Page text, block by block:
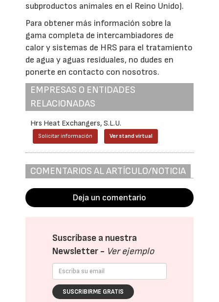
subproductos animales en el Reino Unido).
Para obtener más información sobre la
gama completa de intercambiadores de
calor y sistemas de HRS para el tratamiento
de agua y aguas residuales, no dudes en
ponerte en contacto con nosotros.
EMPRESAS O ENTIDADES
RELACIONADAS
Hrs Heat Exchangers, S.L.U.
Solicitar información Ver stand virtual
COMENTARIOS AL ARTÍCULO/NOTICIA
Deja un comentario
Suscríbase a nuestra
Newsletter - Ver ejemplo
SUSCRIBIRME GRATIS